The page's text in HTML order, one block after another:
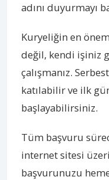
adını duyurmayı
Kuryeliğin en
değil, kendi işiniz
çalışmanız.
katılabilir ve ilk
başlayabilirsiniz.
Tüm başvuru
internet sitesi
başvurunuzu